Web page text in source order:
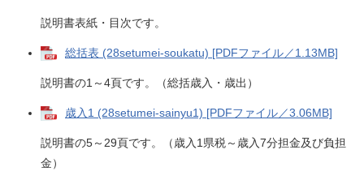
説明書表紙・目次です。
総括表 (28setumei-soukatu) [PDFファイル／1.13MB]
説明書の1～4頁です。（総括歳入・歳出）
歳入1 (28setumei-sainyu1) [PDFファイル／3.06MB]
説明書の5～29頁です。（歳入1県税～歳入7分担金及び負担
金）